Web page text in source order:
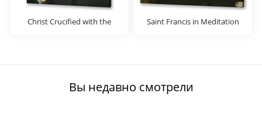
Christ Crucified with the
Saint Francis in Meditation
Вы недавно смотрели